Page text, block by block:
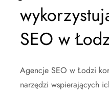
SEO w
Agencje SEO w Łodzi
narzędzi wspierających